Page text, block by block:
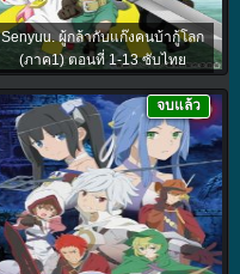
Senyuu. ผู้กล้ากับแก๊งคนบ้ากู้โลก
(ภาค1) ตอนที่ 1-13 ซับไทย
จบแล้ว